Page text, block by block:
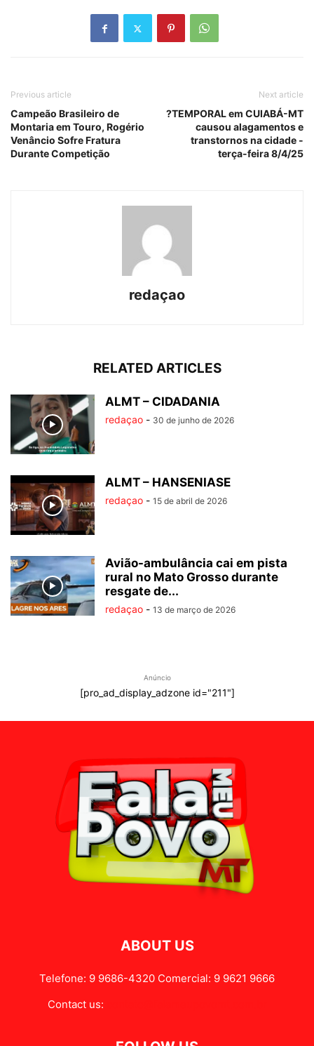
Previous article
Campeão Brasileiro de
Montaria em Touro, Rogério
Venâncio Sofre Fratura
Durante Competição
Next article
?TEMPORAL em CUIABÁ-MT
causou alagamentos e
transtornos na cidade -
terça-feira 8/4/25
redaçao
RELATED ARTICLES
ALMT – CIDADANIA
redaçao - 30 de junho de 2026
ALMT – HANSENIASE
redaçao - 15 de abril de 2026
Avião-ambulância cai em pista
rural no Mato Grosso durante
resgate de...
redaçao - 13 de março de 2026
Anúncio
[pro_ad_display_adzone id="211"]
ABOUT US
Telefone: 9 9686-4320 Comercial: 9 9621 9666
Contact us: